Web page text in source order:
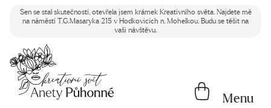
Sen se stal skutečností, otevřela jsem krámek Kreativního světa. Najdete mě
na náměstí T.G.Masaryka 215 v Hodkovicích n. Mohelkou. Budu se těšit na
vaši návštěvu.
Menu